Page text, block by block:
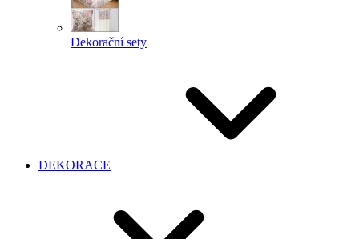
Dekorační sety
DEKORACE